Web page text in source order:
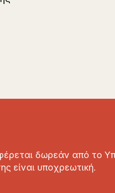
δωρεάν από το
είναι υποχρεωτική.